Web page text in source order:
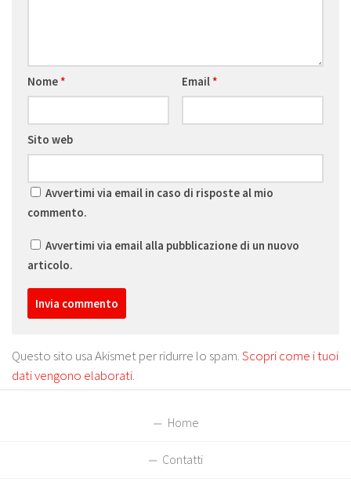
Nome* Email*
Sito web
Avvertimi via email in caso di risposte al mio
commento.
Avvertimi via email alla pubblicazione di un nuovo
articolo.
Questo sito usa Akismet per ridurre lo spam.Scopri come i tuoi
dati vengono elaborati.
Home
Contatti